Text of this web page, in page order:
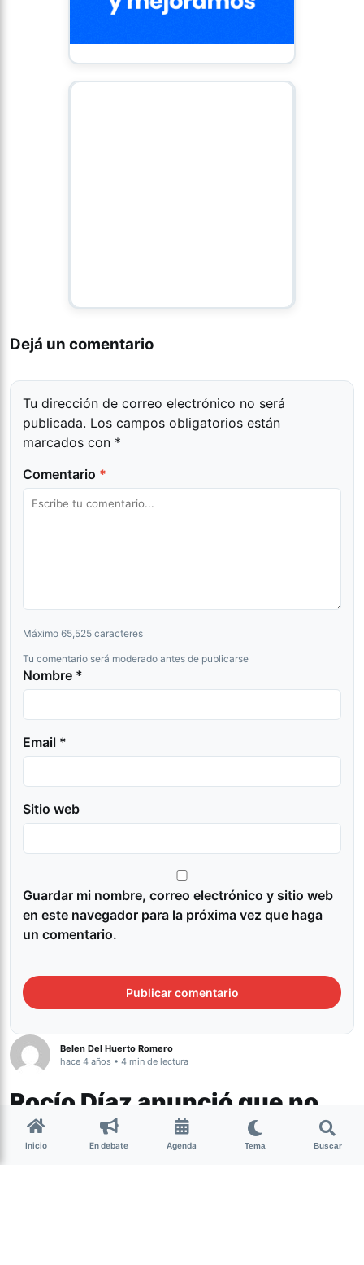
Dejá un comentario
Tu dirección de correo electrónico no será
publicada. Los campos obligatorios están
marcados con *
Comentario *
Máximo 65,525 caracteres
Tu comentario será moderado antes de publicarse
Nombre *
Email *
Sitio web
Guardar mi nombre, correo electrónico y sitio web
en este navegador para la próxima vez que haga
un comentario.
Belen Del Huerto Romero
hace 4 años • 4 min de lectura
Rocío Díaz anunció que no
continuará en Racing: “Al
fútbol femenino le siguen
Inicio En debate Agenda Tema Buscar